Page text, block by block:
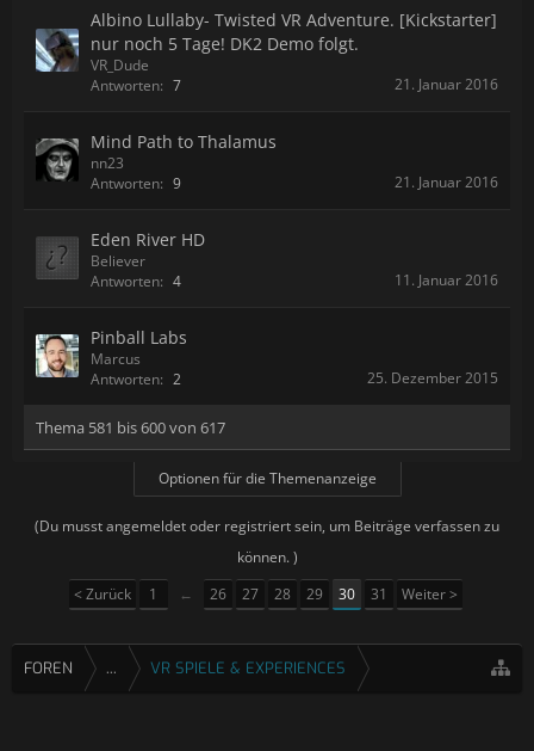
Albino Lullaby- Twisted VR Adventure. [Kickstarter]
nur noch 5 Tage! DK2 Demo folgt.
VR_Dude
Antworten: 7 21. Januar 2016
Mind Path to Thalamus
nn23
Antworten: 9 21. Januar 2016
Eden River HD
Believer
Antworten: 4 11. Januar 2016
Pinball Labs
Marcus
Antworten: 2 25. Dezember 2015
Thema 581 bis 600 von 617
Optionen für die Themenanzeige
(Du musst angemeldet oder registriert sein, um Beiträge verfassen zu
können. )
< Zurück
1 ← 26 27 28 29 30 31 Weiter >
FOREN ... VR SPIELE & EXPERIENCES